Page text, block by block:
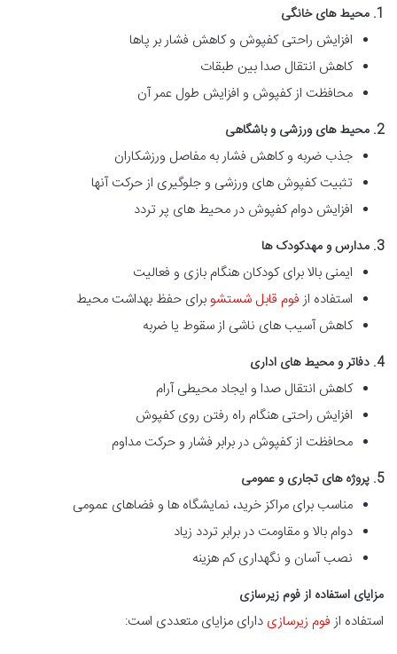
1. محیط های خانگی
افزایش راحتی کفپوش و کاهش فشار بر پاها
کاهش انتقال صدا بین طبقات
محافظت از کفپوش و افزایش طول عمر آن
2. محیط های ورزشی و باشگاهی
جذب ضربه و کاهش فشار به مفاصل ورزشکاران
تثبیت کفپوش های ورزشی و جلوگیری از حرکت آنها
افزایش دوام کفپوش در محیط های پر تردد
3. مدارس و مهدکودک ها
ایمنی بالا برای کودکان هنگام بازی و فعالیت
استفاده ازفوم قابل شستشوبرای حفظ بهداشت محیط
کاهش آسیب های ناشی از سقوط یا ضربه
4. دفاتر و محیط های اداری
کاهش انتقال صدا و ایجاد محیطی آرام
افزایش راحتی هنگام راه رفتن روی کفپوش
محافظت از کفپوش در برابر فشار و حرکت مداوم
5. پروژه های تجاری و عمومی
مناسب برای مراکز خرید، نمایشگاه ها و فضاهای عمومی
دوام بالا و مقاومت در برابر تردد زیاد
نصب آسان و نگهداری کم هزینه
مزایای استفاده از فوم زیرسازی
استفاده ازفوم زیرسازی دارای مزایای متعددی است: